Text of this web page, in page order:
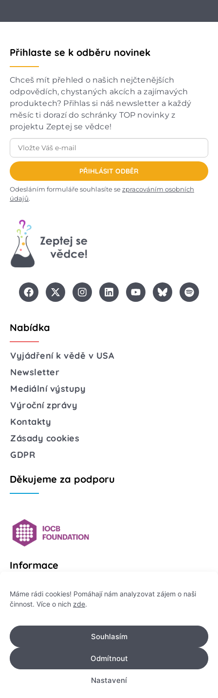
Máme rádi cookies! Pomáhají nám analyzovat zájem o naši
činnost. Více o nich zde.
Souhlasím
Odmítnout
Nastavení
Přihlaste se k odběru novinek
Chceš mít přehled o našich nejčtenějších
odpovědích, chystaných akcích a zajímavých
produktech? Přihlas si náš newsletter a každý
měsíc ti dorazí do schránky TOP novinky z
projektu Zeptej se vědce!
PŘIHLÁSIT ODBĚR
Odesláním formuláře souhlasíte sezpracováním osobních
údajů.
Nabídka
Vyjádření k vědě v USA
Newsletter
Mediální výstupy
Výroční zprávy
Kontakty
Zásady cookies
GDPR
Děkujeme za podporu
Informace
Platformu Zeptej se vědce provozuje:
IČO: 178 47 389
Flemingovo náměstí 542/2,
Dejvice, 160 00 Praha 6
info@zeptejsevedce.cz